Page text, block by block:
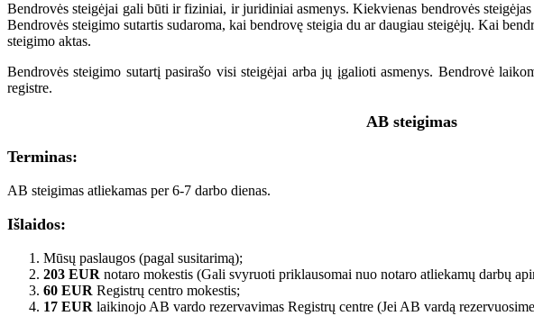
Bendrovės steigėjai gali būti ir fiziniai, ir juridiniai asmenys. Kiekvienas bendrovės
Bendrovės steigimo sutartis sudaroma, kai bendrovę steigia du ar daugiau steigėjų. Kai
steigimo aktas.
Bendrovės steigimo sutartį pasirašo visi steigėjai arba jų įgalioti asmenys. Bendrovė
registre.
AB steigimas
Terminas:
AB steigimas atliekamas per 6-7 darbo dienas.
Išlaidos:
Mūsų paslaugos (pagal susitarimą);
203 EUR notaro mokestis (Gali svyruoti priklausomai nuo notaro atliekamų darbų
60 EUR Registrų centro mokestis;
17 EUR laikinojo AB vardo rezervavimas Registrų centre (Jei AB vardą